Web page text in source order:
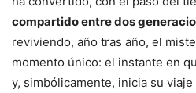
compartido entre dos
reviviendo, año tras año, el
momento único: el instante en
y, simbólicamente, inicia su